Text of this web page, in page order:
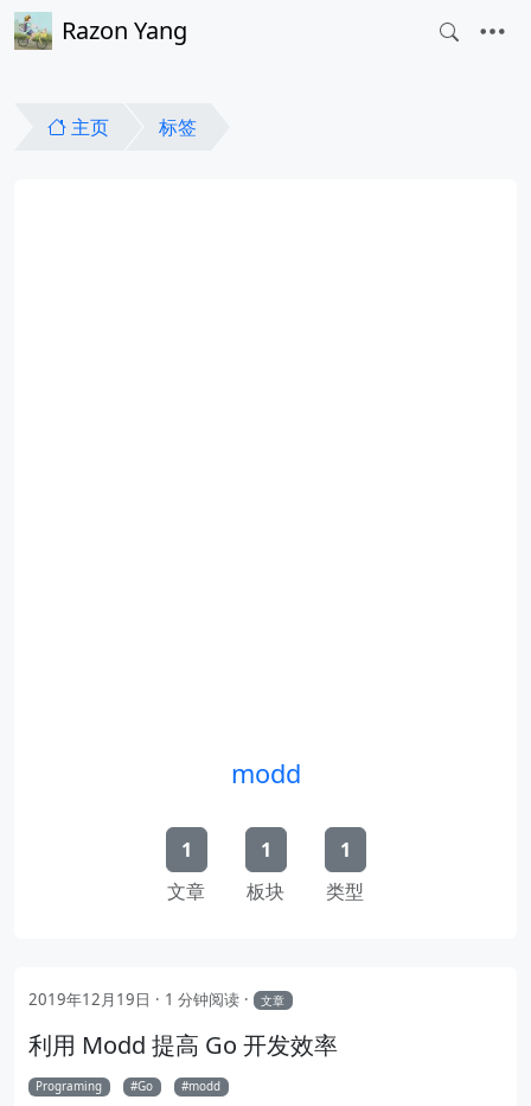
Razon Yang
主页 标签
modd
1
文章
1
板块
1
类型
2019年12月19日 1 分钟阅读 文章
利用 Modd 提高 Go 开发效率
Programing Go modd